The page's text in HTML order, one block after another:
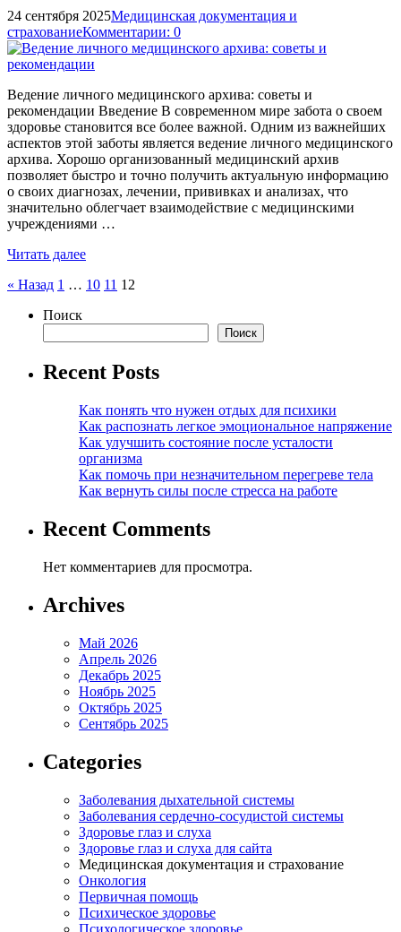
24 сентября 2025Медицинская документация и
страхованиеКомментарии: 0
Ведение личного медицинского архива: советы и
рекомендации Введение В современном мире забота о своем
здоровье становится все более важной. Одним из важнейших
аспектов этой заботы является ведение личного медицинского
архива. Хорошо организованный медицинский архив
позволяет быстро и точно получить актуальную информацию
о своих диагнозах, лечении, прививках и анализах, что
значительно облегчает взаимодействие с медицинскими
учреждениями …
Читать далее
Пагинация
записей
« Назад 1 … 10 11 12
Поиск
Поиск
Recent Posts
Как понять что нужен отдых для психики
Как распознать легкое эмоциональное напряжение
Как улучшить состояние после усталости
организма
Как помочь при незначительном перегреве тела
Как вернуть силы после стресса на работе
Recent Comments
Нет комментариев для просмотра.
Archives
Май 2026
Апрель 2026
Декабрь 2025
Ноябрь 2025
Октябрь 2025
Сентябрь 2025
Categories
Заболевания дыхательной системы
Заболевания сердечно-сосудистой системы
Здоровье глаз и слуха
Здоровье глаз и слуха для сайта
Медицинская документация и страхование
Онкология
Первичная помощь
Психическое здоровье
Психологическое здоровье